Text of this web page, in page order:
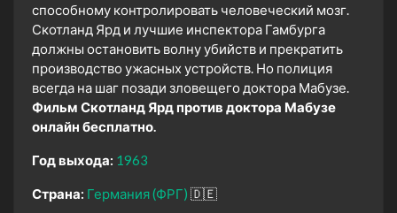
способному контролировать человеческий мозг.
Скотланд Ярд и лучшие инспектора Гамбурга
должны остановить волну убийств и прекратить
производство ужасных устройств. Но полиция
всегда на шаг позади зловещего доктора Мабузе.
Фильм Скотланд Ярд против доктора Мабузе
онлайн бесплатно.
Год выхода: 1963
Страна: Германия (ФРГ) 🇩🇪